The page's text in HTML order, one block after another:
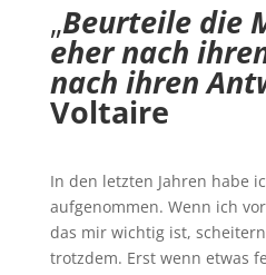
„Beurteile die
eher nach
nach ihren
Voltaire
In den letzten Jahren habe
aufgenommen. Wenn ich
das mir wichtig ist,
trotzdem. Erst wenn etwas